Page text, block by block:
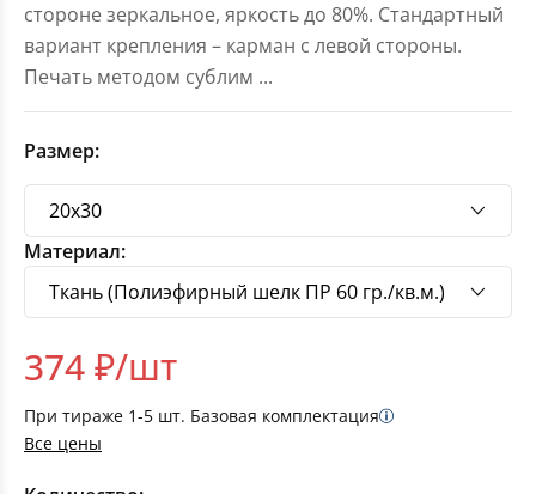
стороне зеркальное, яркость до 80%. Стандартный
вариант крепления – карман с левой стороны.
Печать методом сублим ...
Размер:
Материал:
374₽/шт
При тираже 1-5 шт. Базовая комплектация
Все цены